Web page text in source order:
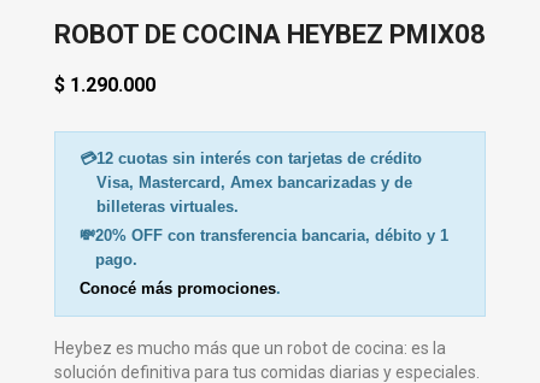
ROBOT DE COCINA HEYBEZ PMIX08
$ 1.290.000
💳12 cuotas sin interés con tarjetas de crédito
Visa, Mastercard, Amex bancarizadas y de
billeteras virtuales.
💸20% OFF con transferencia bancaria, débito y 1
pago.
Conocé más promociones.
Heybez es mucho más que un robot de cocina: es la
solución definitiva para tus comidas diarias y especiales.